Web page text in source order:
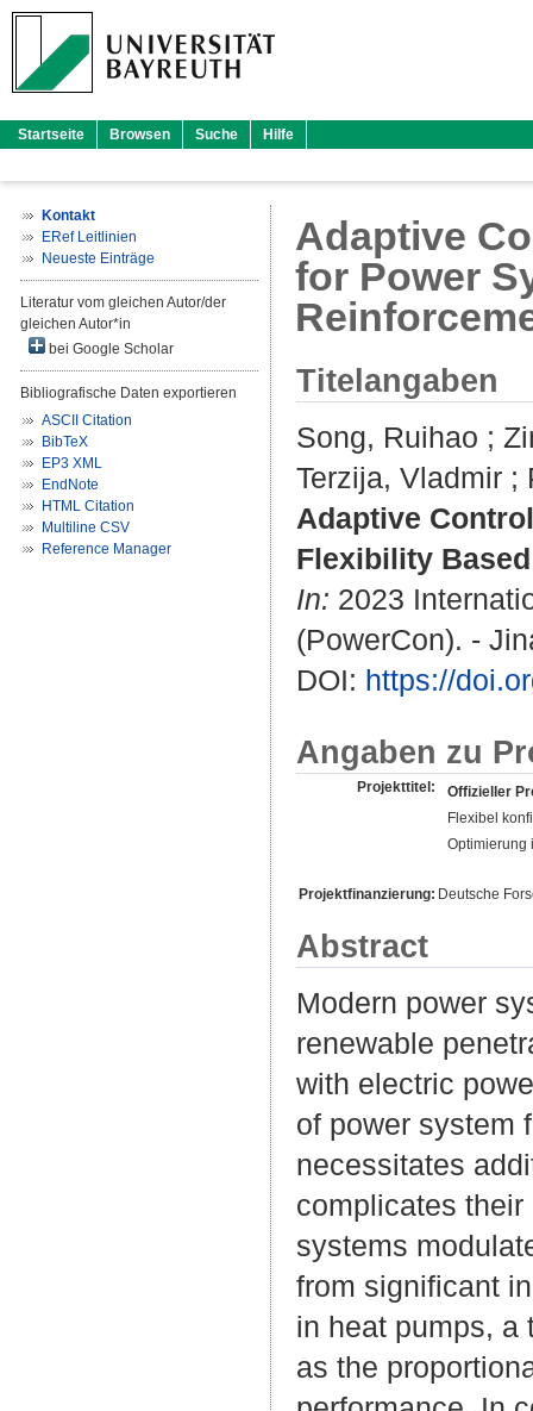
Startseite Browsen Suche Hilfe
Kontakt
ERef Leitlinien
Neueste Einträge
Literatur vom gleichen Autor/der
gleichen Autor*in
bei Google Scholar
Bibliografische Daten exportieren
ASCII Citation
BibTeX
EP3 XML
EndNote
HTML Citation
Multiline CSV
Reference Manager
Adaptive
for Power
Titelangaben
Song, Ruihao ;
Terzija, Vladmir ;
Adaptive
Flexibility
In: 2023
(PowerCon). -
DOI: https://
Angaben zu
Projekttitel:
Offizieller
Flexibel
Optimierung
Projektfinanzierung: Deutsche
Abstract
Modern power
renewable
with electric
of power system
necessitates
complicates
systems
from significant
in heat pumps, a
as the